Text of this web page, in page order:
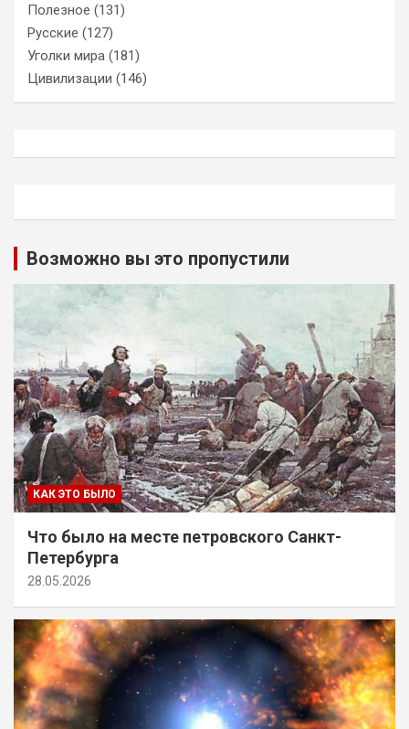
Полезное (131)
Русские (127)
Уголки мира (181)
Цивилизации (146)
Возможно вы это пропустили
КАК ЭТО БЫЛО
Что было на месте петровского Санкт-
Петербурга
28.05.2026